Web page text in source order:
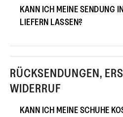
KANN ICH MEINE SENDUNG
LIEFERN LASSEN?
RÜCKSENDUNGEN,
WIDERRUF
KANN ICH MEINE SCHUHE